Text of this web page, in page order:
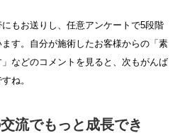
もお送りし、任意アンケートで5段階
す。自分が施術したお客様からの「素
などのコメントを見ると、次もがんば
ね。
流でもっと成長でき